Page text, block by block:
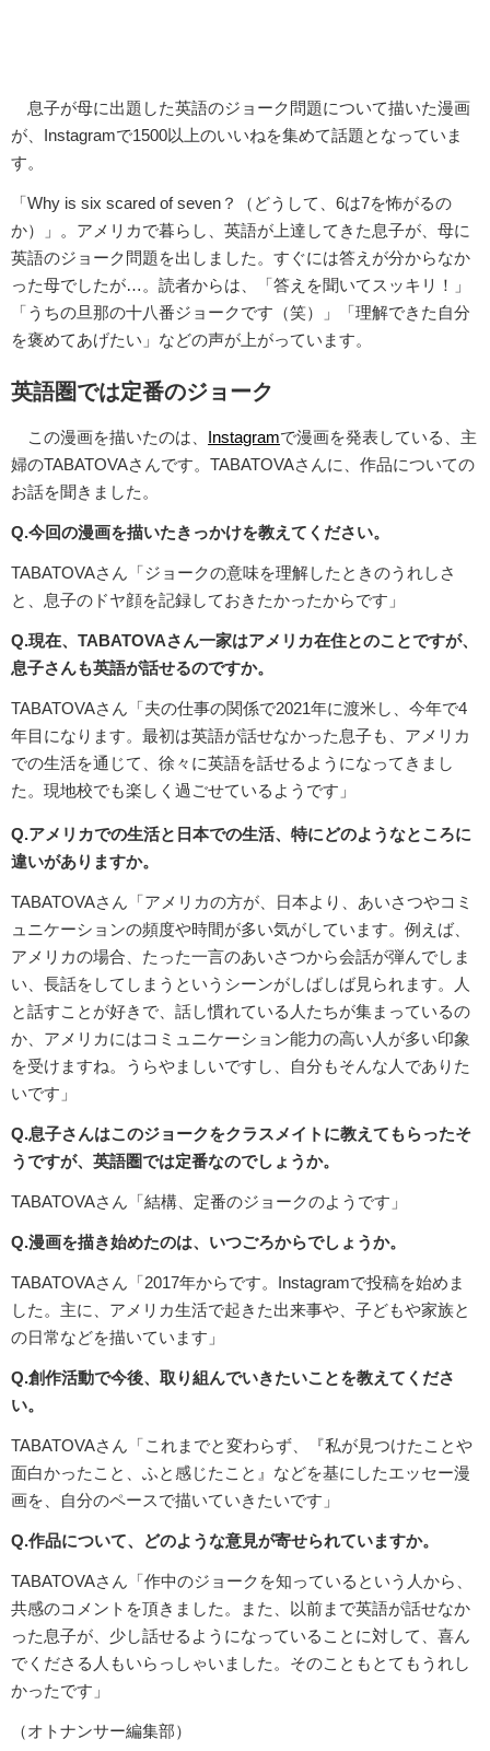
息子が母に出題した英語のジョーク問題について描いた漫画
が、Instagramで1500以上のいいねを集めて話題となっていま
す。
「Why is six scared of seven？（どうして、6は7を怖がるの
か）」。アメリカで暮らし、英語が上達してきた息子が、母に
英語のジョーク問題を出しました。すぐには答えが分からなか
った母でしたが…。読者からは、「答えを聞いてスッキリ！」
「うちの旦那の十八番ジョークです（笑）」「理解できた自分
を褒めてあげたい」などの声が上がっています。
英語圏では定番のジョーク
この漫画を描いたのは、 Instagramで漫画を発表している、主
婦のTABATOVAさんです。TABATOVAさんに、作品についての
お話を聞きました。
Q.今回の漫画を描いたきっかけを教えてください。
TABATOVAさん「ジョークの意味を理解したときのうれしさ
と、息子のドヤ顔を記録しておきたかったからです」
Q.現在、TABATOVAさん一家はアメリカ在住とのことですが、
息子さんも英語が話せるのですか。
TABATOVAさん「夫の仕事の関係で2021年に渡米し、今年で4
年目になります。最初は英語が話せなかった息子も、アメリカ
での生活を通じて、徐々に英語を話せるようになってきまし
た。現地校でも楽しく過ごせているようです」
Q.アメリカでの生活と日本での生活、特にどのようなところに
違いがありますか。
TABATOVAさん「アメリカの方が、日本より、あいさつやコミ
ュニケーションの頻度や時間が多い気がしています。例えば、
アメリカの場合、たった一言のあいさつから会話が弾んでしま
い、長話をしてしまうというシーンがしばしば見られます。人
と話すことが好きで、話し慣れている人たちが集まっているの
か、アメリカにはコミュニケーション能力の高い人が多い印象
を受けますね。うらやましいですし、自分もそんな人でありた
いです」
Q.息子さんはこのジョークをクラスメイトに教えてもらったそ
うですが、英語圏では定番なのでしょうか。
TABATOVAさん「結構、定番のジョークのようです」
Q.漫画を描き始めたのは、いつごろからでしょうか。
TABATOVAさん「2017年からです。Instagramで投稿を始めま
した。主に、アメリカ生活で起きた出来事や、子どもや家族と
の日常などを描いています」
Q.創作活動で今後、取り組んでいきたいことを教えてくださ
い。
TABATOVAさん「これまでと変わらず、『私が見つけたことや
面白かったこと、ふと感じたこと』などを基にしたエッセー漫
画を、自分のペースで描いていきたいです」
Q.作品について、どのような意見が寄せられていますか。
TABATOVAさん「作中のジョークを知っているという人から、
共感のコメントを頂きました。また、以前まで英語が話せなか
った息子が、少し話せるようになっていることに対して、喜ん
でくださる人もいらっしゃいました。そのこともとてもうれし
かったです」
（オトナンサー編集部）